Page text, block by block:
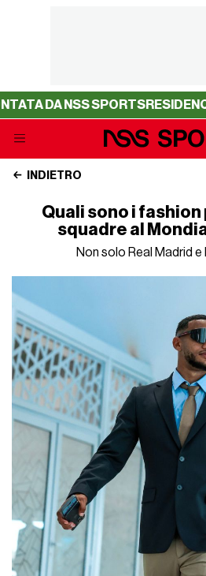
NSS SPORTSRESIDENCY - LA
INDIETRO
Quali sono i
squadre al
Non solo Real Madrid